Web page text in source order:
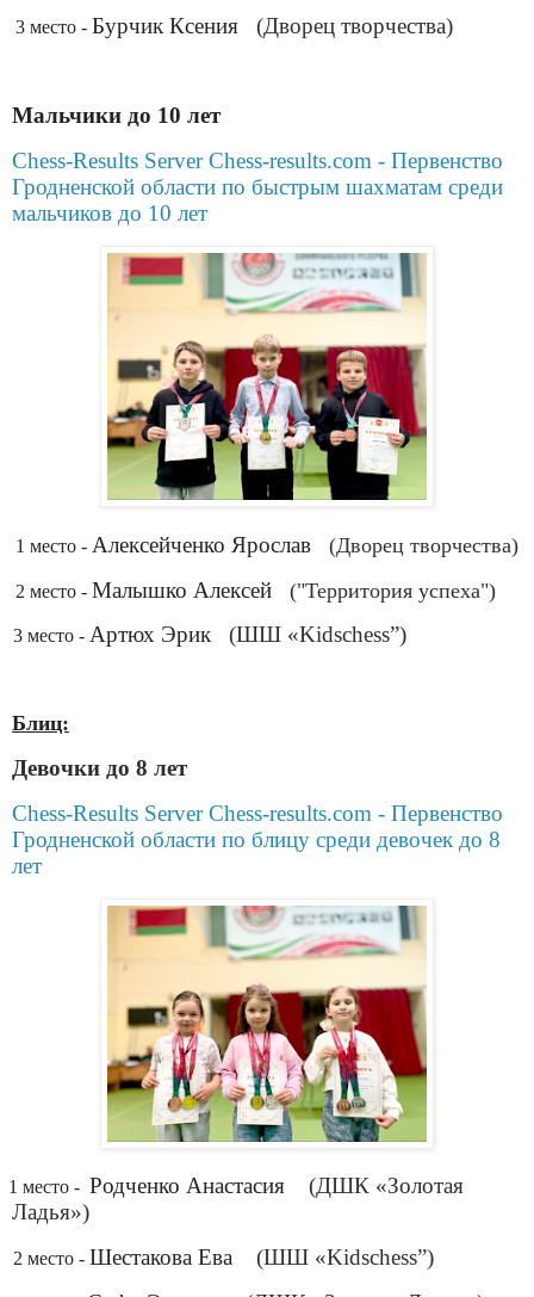
3 место - Бурчик Ксения (Дворец творчества)
Мальчики до 10 лет
Chess-Results Server Chess-results.com - Первенство
Гродненской области по быстрым шахматам среди
мальчиков до 10 лет
1 место - Алексейченко Ярослав (Дворец творчества)
2 место - Малышко Алексей ("Территория успеха")
3 место - Артюх Эрик (ШШ «Kidschess”)
Блиц:
Девочки до 8 лет
Chess-Results Server Chess-results.com - Первенство
Гродненской области по блицу среди девочек до 8
лет
1 место - Родченко Анастасия
(ДШК «Золотая
Ладья»)
2 место - Шестакова Ева
(ШШ «Kidschess”)